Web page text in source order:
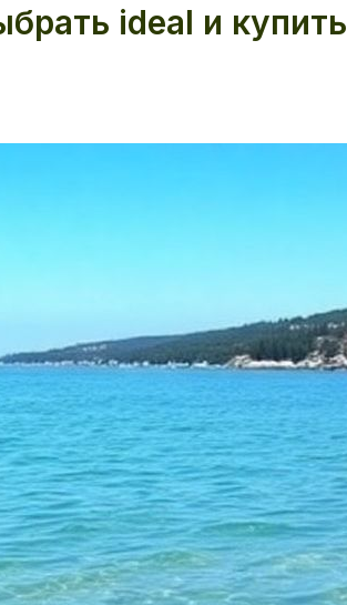
ideal и купить